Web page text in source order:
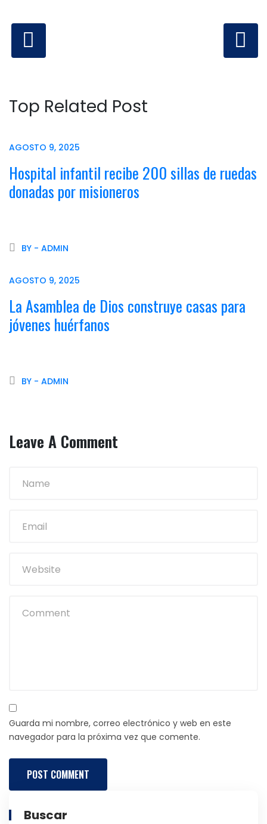
Top Related Post
AGOSTO 9, 2025
Hospital infantil recibe 200 sillas de ruedas
donadas por misioneros
BY - ADMIN
AGOSTO 9, 2025
La Asamblea de Dios construye casas para
jóvenes huérfanos
BY - ADMIN
Leave A Comment
Guarda mi nombre, correo electrónico y web en este
navegador para la próxima vez que comente.
Buscar